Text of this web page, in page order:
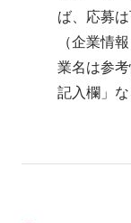
ば、応募
（企業情
業名は参
記入欄」